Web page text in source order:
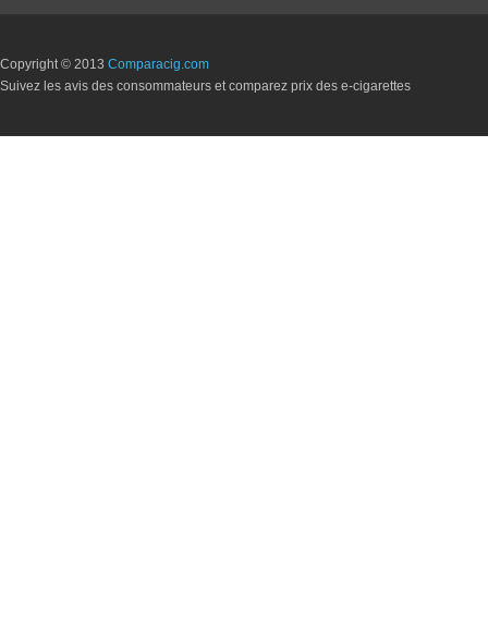
Copyright © 2013 Comparacig.com
Suivez les avis des consommateurs et comparez prix des e-cigarettes